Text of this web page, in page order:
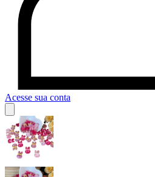
Acesse sua conta